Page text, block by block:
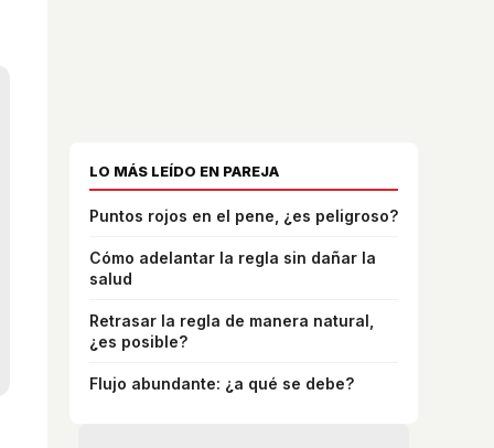
LO MÁS LEÍDO EN PAREJA
Puntos rojos en el pene, ¿es peligroso?
Cómo adelantar la regla sin dañar la
salud
Retrasar la regla de manera natural,
¿es posible?
Flujo abundante: ¿a qué se debe?